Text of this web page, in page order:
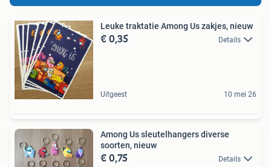
Leuke traktatie Among Us zakjes, nieuw
€ 0,35 Details
Uitgeest 10 mei 26
Among Us sleutelhangers diverse
soorten, nieuw
€ 0,75 Details